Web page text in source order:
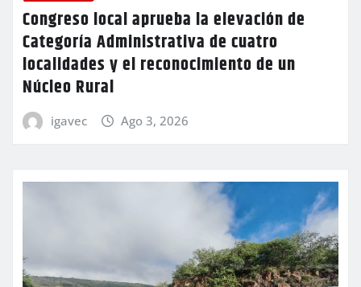
Congreso local aprueba la elevación de
Categoría Administrativa de cuatro
localidades y el reconocimiento de un
Núcleo Rural
igavec Ago 3, 2026